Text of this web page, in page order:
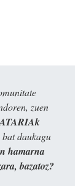
zuen
ATARIAk
daukagu
hamarna
bazatoz?